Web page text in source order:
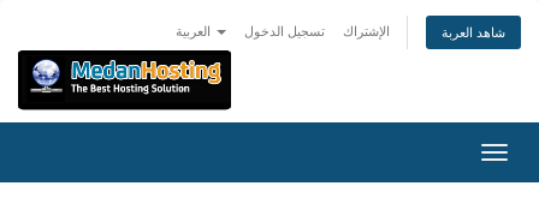
تسجيل الدخول الإشتراك شاهد العربة